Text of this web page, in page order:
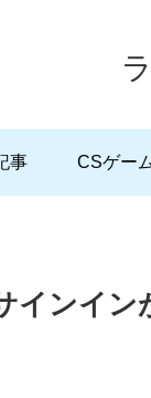
事 CSゲー
インイン